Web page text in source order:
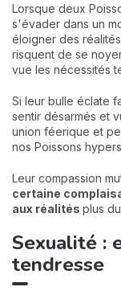
Lorsque deux
s'évader dans un
éloigner des
risquent de se
vue les nécessités
Si leur bulle éclate
sentir désarmés et
union féerique et
nos Poissons
Leur compassion
certaine
aux réalités plus
Sexualité :
tendresse